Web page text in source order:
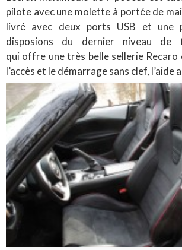
pilote avec une molette à portée de
livré avec deux ports USB et une
disposions du dernier niveau de
qui offre une très belle sellerie Recaro
l’accès et le démarrage sans clef, l’aide